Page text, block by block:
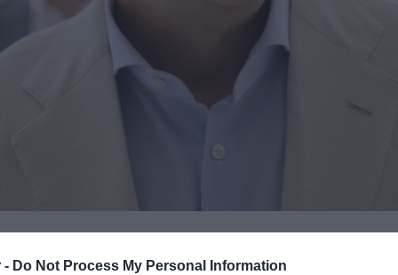
- Do Not Process My Personal Information